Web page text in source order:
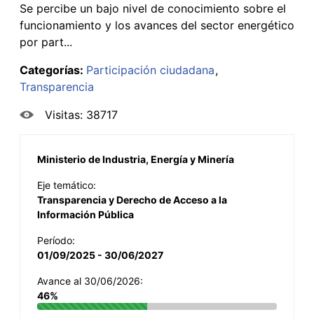
Se percibe un bajo nivel de conocimiento sobre el
funcionamiento y los avances del sector energético
por part...
Categorías: Participación ciudadana
Transparencia
Visitas: 38717
Ministerio de Industria, Energía y Minería
Eje temático:
Transparencia y Derecho de Acceso a la
Información Pública
Período:
01/09/2025 - 30/06/2027
Avance al 30/06/2026:
46%